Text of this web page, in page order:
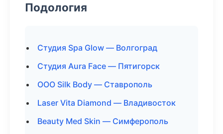
Подология
Студия Spa Glow — Волгоград
Студия Aura Face — Пятигорск
ООО Silk Body — Ставрополь
Laser Vita Diamond — Владивосток
Beauty Med Skin — Симферополь